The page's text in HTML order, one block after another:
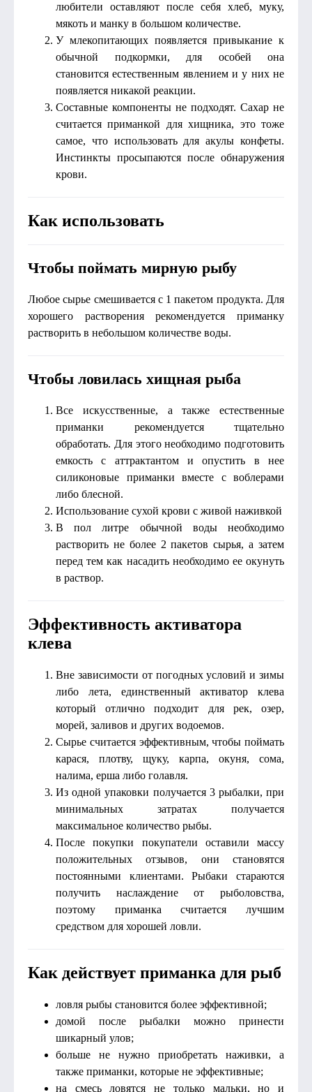
любители оставляют после себя хлеб, муку,
мякоть и манку в большом количестве.
У млекопитающих появляется привыкание к
обычной подкормки, для особей она
становится естественным явлением и у них не
появляется никакой реакции.
Составные компоненты не подходят. Сахар не
считается приманкой для хищника, это тоже
самое, что использовать для акулы конфеты.
Инстинкты просыпаются после обнаружения
крови.
Как использовать
Чтобы поймать мирную рыбу
Любое сырье смешивается с 1 пакетом продукта. Для
хорошего растворения рекомендуется приманку
растворить в небольшом количестве воды.
Чтобы ловилась хищная рыба
Все искусственные, а также естественные
приманки рекомендуется тщательно
обработать. Для этого необходимо подготовить
емкость с аттрактантом и опустить в нее
силиконовые приманки вместе с воблерами
либо блесной.
Использование сухой крови с живой наживкой
В пол литре обычной воды необходимо
растворить не более 2 пакетов сырья, а затем
перед тем как насадить необходимо ее окунуть
в раствор.
Эффективность активатора
клева
Вне зависимости от погодных условий и зимы
либо лета, единственный активатор клева
который отлично подходит для рек, озер,
морей, заливов и других водоемов.
Сырье считается эффективным, чтобы поймать
карася, плотву, щуку, карпа, окуня, сома,
налима, ерша либо голавля.
Из одной упаковки получается 3 рыбалки, при
минимальных затратах получается
максимальное количество рыбы.
После покупки покупатели оставили массу
положительных отзывов, они становятся
постоянными клиентами. Рыбаки стараются
получить наслаждение от рыболовства,
поэтому приманка считается лучшим
средством для хорошей ловли.
Как действует приманка для рыб
ловля рыбы становится более эффективной;
домой после рыбалки можно принести
шикарный улов;
больше не нужно приобретать наживки, а
также приманки, которые не эффективные;
на смесь ловятся не только мальки, но и